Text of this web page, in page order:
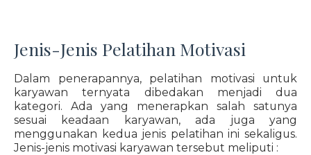
Jenis-Jenis Pelatihan Motivasi
Dalam penerapannya, pelatihan motivasi untuk
karyawan ternyata dibedakan menjadi dua
kategori. Ada yang menerapkan salah satunya
sesuai keadaan karyawan, ada juga yang
menggunakan kedua jenis pelatihan ini sekaligus.
Jenis-jenis motivasi karyawan tersebut meliputi :